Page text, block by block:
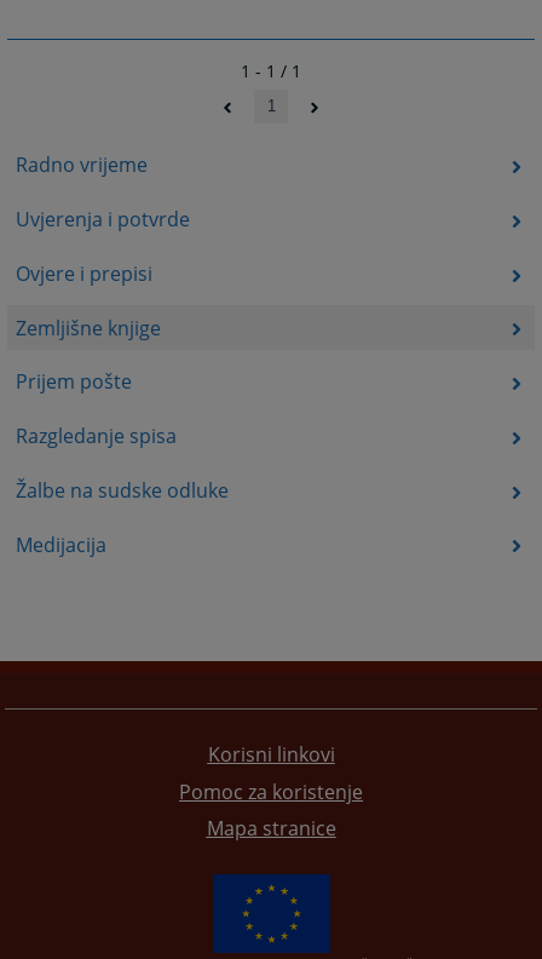
Radno vrijeme
Uvjerenja i potvrde
Ovjere i prepisi
Zemljišne knjige
Prijem pošte
Razgledanje spisa
Žalbe na sudske odluke
Medijacija
1 - 1 / 1
1
Korisni linkovi
Pomoc za koristenje
Mapa stranice